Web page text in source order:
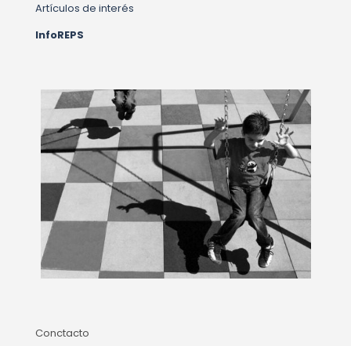
Artículos de interés
InfoREPS
Conctacto